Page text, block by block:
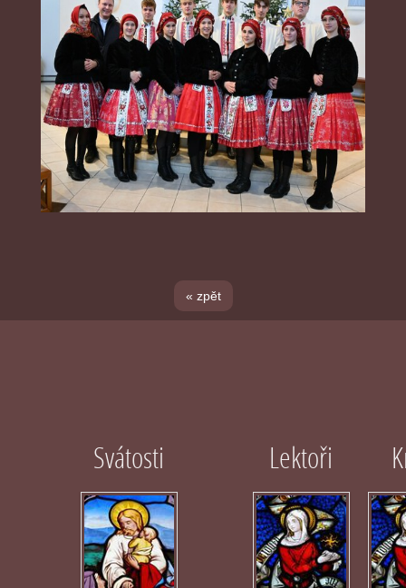
« zpět
Svátosti Lektoři